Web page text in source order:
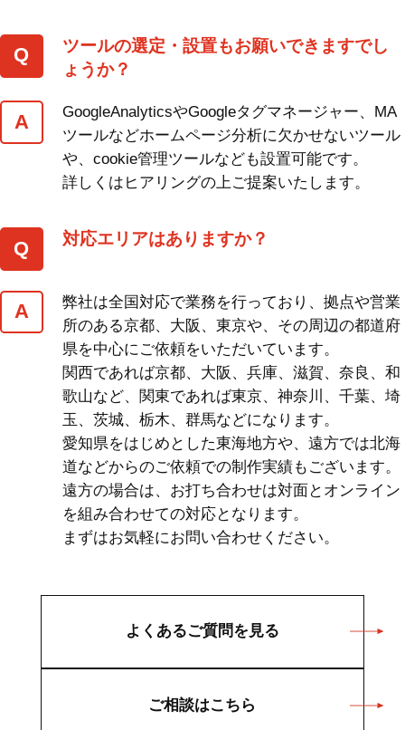
ツールの選定・設置もお願いできますでし
ょうか？
GoogleAnalyticsやGoogleタグマネージャー、MA
ツールなどホームページ分析に欠かせないツール
や、cookie管理ツールなども設置可能です。
詳しくはヒアリングの上ご提案いたします。
対応エリアはありますか？
弊社は全国対応で業務を行っており、拠点や営業
所のある京都、大阪、東京や、その周辺の都道府
県を中心にご依頼をいただいています。
関西であれば京都、大阪、兵庫、滋賀、奈良、和
歌山など、関東であれば東京、神奈川、千葉、埼
玉、茨城、栃木、群馬などになります。
愛知県をはじめとした東海地方や、遠方では北海
道などからのご依頼での制作実績もございます。
遠方の場合は、お打ち合わせは対面とオンライン
を組み合わせての対応となります。
まずはお気軽にお問い合わせください。
よくあるご質問を見る
ご相談はこちら